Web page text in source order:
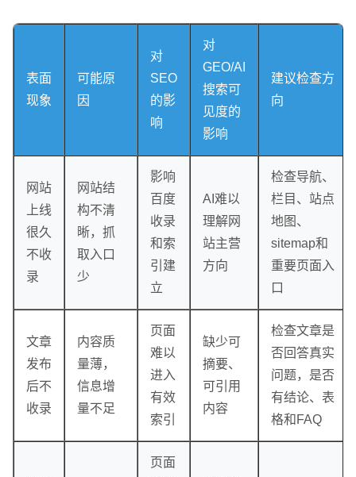
表面
现象
可能原
因
对
SEO
的影
响
对
GEO/AI
搜索可
见度的
影响
建议检查方
向
网站
上线
很久
不收
录
网站结
构不清
晰，抓
取入口
少
影响
百度
收录
和索
引建
立
AI难以
理解网
站主营
方向
检查导航、
栏目、站点
地图、
sitemap和
重要页面入
口
文章
发布
后不
收录
内容质
量薄，
信息增
量不足
页面
难以
进入
有效
索引
缺少可
摘要、
可引用
内容
检查文章是
否回答真实
问题，是否
有结论、表
格和FAQ
页面